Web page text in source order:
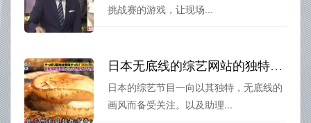
挑战赛的游戏，让现场...
日本无底线的综艺网站的独特画风探究
日本的综艺节目一向以其独特，无底线的
画风而备受关注。以及助理...